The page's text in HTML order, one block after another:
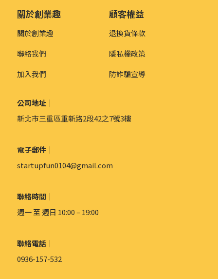
關於創業趣
關於創業趣
聯絡我們
加入我們
顧客權益
退換貨條款
隱私權政策
防詐騙宣導
公司地址｜
新北市三重區重新路2段42之7號3樓
電子郵件｜
startupfun0104@gmail.com
聯絡時間｜
週一 至 週日 10:00 – 19:00
聯絡電話｜
0936-157-532